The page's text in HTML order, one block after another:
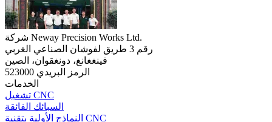
شركة Neway Precision Works Ltd.
رقم 3 طريق لفوشان الصناعي الغربي
فينغغانغ، دونغقوان، الصين
الرمز البريدي 523000
الخدمات
تشغيل CNC
السبائك الفائقة
النماذج الأولية بتقنية CNC